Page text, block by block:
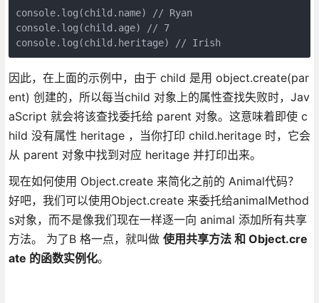
console.log(child.name) // Ryan
console.log(child.age) // 7
console.log(child.heritage) // Irish
因此，在上面的示例中，由于 child 是用 object.create(par
ent) 创建的，所以每当child 对象上的属性查找失败时，Jav
aScript 就会将该查找委托给 parent 对象。这意味着即使 c
hild 没有属性 heritage ，当你打印 child.heritage 时，它会
从 parent 对象中找到对应 heritage 并打印出来。
现在如何使用 Object.create 来简化之前的 Animal代码？
好吧，我们可以使用Object.create 来委托给animalMethod
s对象，而不是像我们现在一样逐一向 animal 添加所有共享
方法。 为了B 格一点，就叫做 使用共享方法 和 Object.cre
ate 的函数实例化。